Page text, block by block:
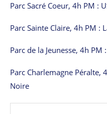
Parc Sacré Coeur, 4h PM :
Parc Sainte Claire, 4h PM :
Parc de la Jeunesse, 4h PM
Parc Charlemagne Péralte,
Noire